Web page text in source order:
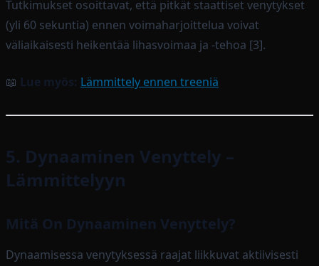
Tutkimukset osoittavat, että pitkät staattiset venytykset
(yli 60 sekuntia) ennen voimaharjoittelua voivat
väliaikaisesti heikentää lihasvoimaa ja -tehoa [3].
📖 Lue myös: Lämmittely ennen treeniä
5. Dynaaminen Venyttely –
Lämmittelyyn
Mitä On Dynaaminen Venyttely?
Dynaamisessa venytyksessä raajat liikkuvat aktiivisesti